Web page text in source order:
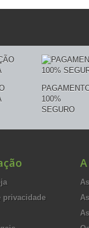
100%
SEGURO
privacidade